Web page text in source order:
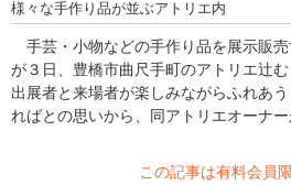
様々な手作り品が並ぶアトリエ内
手芸・小物などの手作り品を展示販売
が３日、豊橋市曲尺手町のアトリエ辻む
出展者と来場者が楽しみながらふれあ
ればとの思いから、同アトリエオーナー
この記事は有料会員